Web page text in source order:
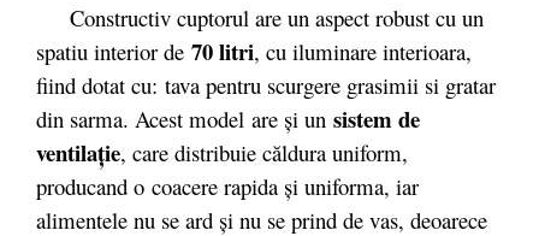
Constructiv cuptorul are un aspect robust cu un
spatiu interior de 70 litri, cu iluminare interioara,
fiind dotat cu: tava pentru scurgere grasimii si gratar
din sarma. Acest model are şi un sistem de
ventilaţie, care distribuie căldura uniform,
producand o coacere rapida şi uniforma, iar
alimentele nu se ard şi nu se prind de vas, deoarece